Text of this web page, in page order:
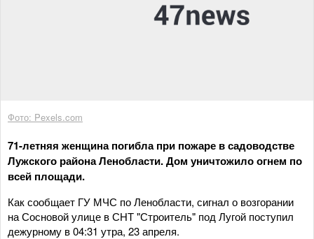
Фото: Pexels.com
71-летняя женщина погибла при пожаре в садоводстве
Лужского района Ленобласти. Дом уничтожило огнем по
всей площади.
Как сообщает ГУ МЧС по Ленобласти, сигнал о возгорании
на Сосновой улице в СНТ "Строитель" под Лугой поступил
дежурному в 04:31 утра, 23 апреля.